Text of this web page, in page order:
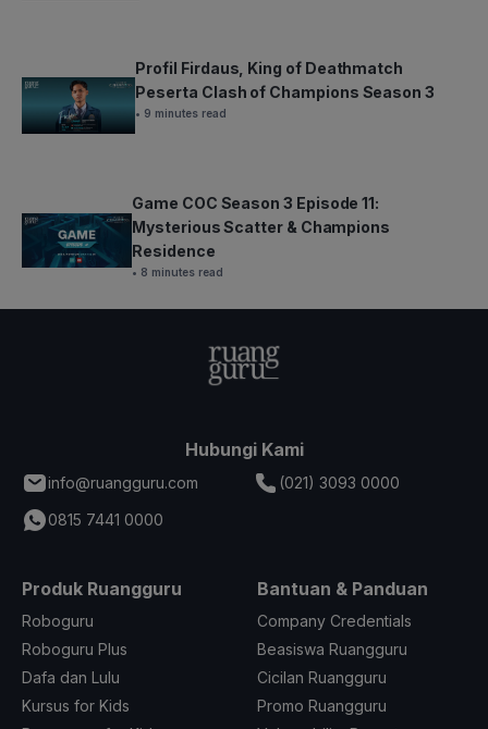
Profil Firdaus, King of Deathmatch
Peserta Clash of Champions Season 3
• 9 minutes read
Game COC Season 3 Episode 11:
Mysterious Scatter & Champions
Residence
• 8 minutes read
Hubungi Kami
info@ruangguru.com
(021) 3093 0000
0815 7441 0000
Produk Ruangguru
Roboguru
Roboguru Plus
Dafa dan Lulu
Kursus for Kids
Bantuan & Panduan
Company Credentials
Beasiswa Ruangguru
Cicilan Ruangguru
Promo Ruangguru